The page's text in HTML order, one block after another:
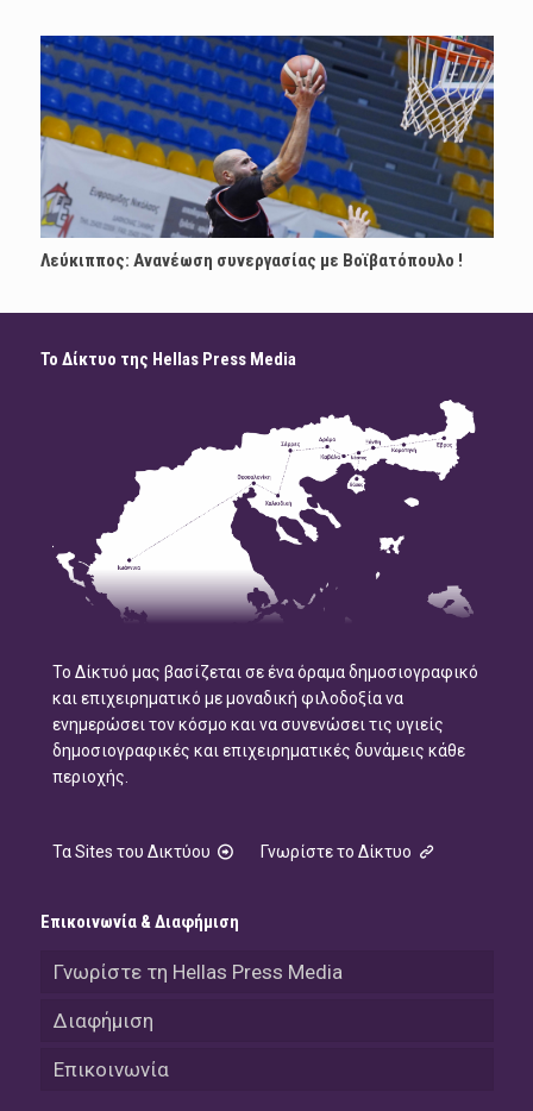
Λεύκιππος: Ανανέωση συνεργασίας με Boϊβατόπουλο !
Το Δίκτυο της Hellas Press Media
Το Δίκτυό μας βασίζεται σε ένα όραμα δημοσιογραφικό
και επιχειρηματικό με μοναδική φιλοδοξία να
ενημερώσει τον κόσμο και να συνενώσει τις υγιείς
δημοσιογραφικές και επιχειρηματικές δυνάμεις κάθε
περιοχής.
Τα Sites του Δικτύου Γνωρίστε το Δίκτυο
Επικοινωνία & Διαφήμιση
Γνωρίστε τη Hellas Press Media
Διαφήμιση
Επικοινωνία